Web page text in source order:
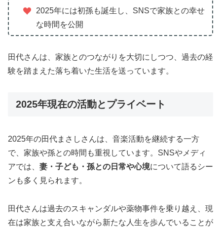
2025年には初孫も誕生し、SNSで家族との幸せ
な時間を公開
田代さんは、家族とのつながりを大切にしつつ、過去の経
験を踏まえた落ち着いた生活を送っています。
2025年現在の活動とプライベート
2025年の田代まさしさんは、音楽活動を継続する一方
で、家族や孫との時間も重視しています。SNSやメディ
アでは、 妻・子ども・孫との日常や心境について語るシー
ンも多く見られます。
田代さんは過去のスキャンダルや薬物事件を乗り越え、現
在は家族と支え合いながら新たな人生を歩んでいることが